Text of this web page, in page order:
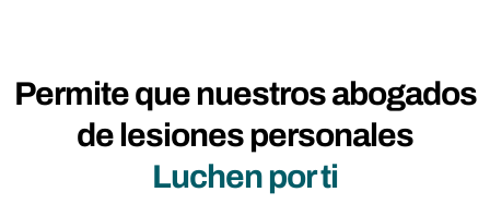
Permite que nuestros abogados
de lesiones personales
Luchen por ti